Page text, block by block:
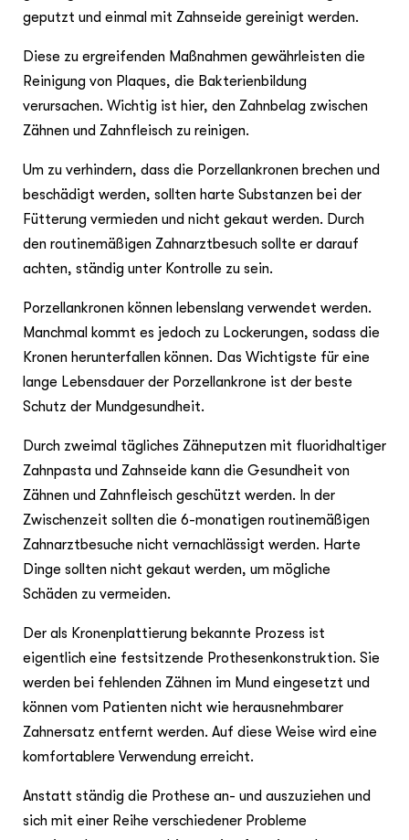
geputzt und einmal mit Zahnseide gereinigt werden.
Diese zu ergreifenden Maßnahmen gewährleisten die
Reinigung von Plaques, die Bakterienbildung
verursachen. Wichtig ist hier, den Zahnbelag zwischen
Zähnen und Zahnfleisch zu reinigen.
Um zu verhindern, dass die Porzellankronen brechen und
beschädigt werden, sollten harte Substanzen bei der
Fütterung vermieden und nicht gekaut werden. Durch
den routinemäßigen Zahnarztbesuch sollte er darauf
achten, ständig unter Kontrolle zu sein.
Porzellankronen können lebenslang verwendet werden.
Manchmal kommt es jedoch zu Lockerungen, sodass die
Kronen herunterfallen können. Das Wichtigste für eine
lange Lebensdauer der Porzellankrone ist der beste
Schutz der Mundgesundheit.
Durch zweimal tägliches Zähneputzen mit fluoridhaltiger
Zahnpasta und Zahnseide kann die Gesundheit von
Zähnen und Zahnfleisch geschützt werden. In der
Zwischenzeit sollten die 6-monatigen routinemäßigen
Zahnarztbesuche nicht vernachlässigt werden. Harte
Dinge sollten nicht gekaut werden, um mögliche
Schäden zu vermeiden.
Der als Kronenplattierung bekannte Prozess ist
eigentlich eine festsitzende Prothesenkonstruktion. Sie
werden bei fehlenden Zähnen im Mund eingesetzt und
können vom Patienten nicht wie herausnehmbarer
Zahnersatz entfernt werden. Auf diese Weise wird eine
komfortablere Verwendung erreicht.
Anstatt ständig die Prothese an- und auszuziehen und
sich mit einer Reihe verschiedener Probleme